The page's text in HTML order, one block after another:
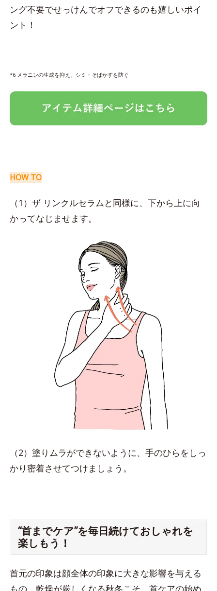
ング不要でせっけんでオフできるのも嬉しいポイ
ント！
*6 メラニンの生成を抑え、シミ・そばかすを防ぐ
HOW TO
（1）ザ リンクルセラムと同様に、下から上に向
かってなじませます。
（2）塗りムラができないように、手のひらをしっ
かり密着させてつけましょう。
“首までケア”を毎日続けておしゃれを
楽しもう！
首元の印象は顔全体の印象に大きな影響を与える
もの。乾燥が厳しくなる秋冬こそ、首ケアの始め